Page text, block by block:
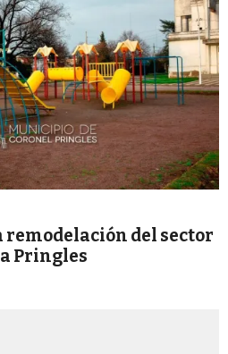
remodelación del sector
Pringles